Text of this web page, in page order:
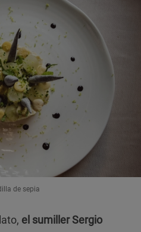
de sepia
el sumiller Sergio